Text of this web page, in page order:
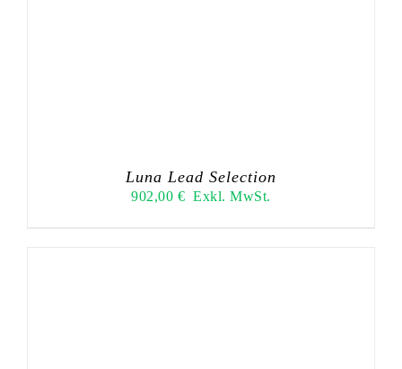
Luna Lead Selection
902,00 € Exkl. MwSt.